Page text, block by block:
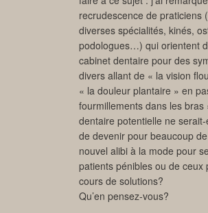
recrudescence de praticiens
diverses spécialités, kinés,
podologues…) qui orientent
cabinet dentaire pour des
divers allant de « la vision
« la douleur plantaire » en
fourmillements dans les bras
dentaire potentielle ne
de devenir pour beaucoup
nouvel alibi à la mode pour
patients pénibles ou de ceux
cours de solutions?
Qu’en pensez-vous?